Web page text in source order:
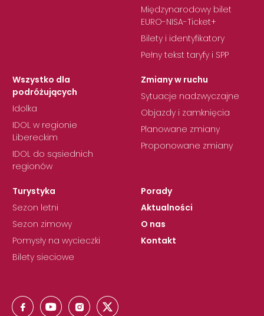
Międzynarodowy bilet
EURO-NISA-Ticket+
Bilety i identyfikatory
Pełny tekst taryfy i SPP
Wszystko dla
podróżujących
Idolka
IDOL w regionie
Libereckim
IDOL do sąsiednich
regionów
Zmiany w ruchu
Sytuacje nadzwyczajne
Objazdy i zamknięcia
Planowane zmiany
Proponowane zmiany
Turystyka
Sezon letni
Sezon zimowy
Pomysły na wycieczki
Bilety sieciowe
Porady
Aktualności
O nas
Kontakt